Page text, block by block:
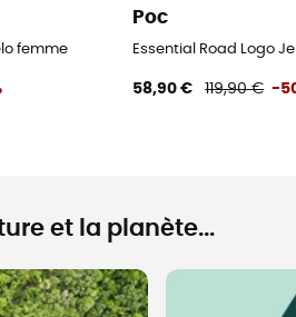
femme
Poc
Essential Road Logo
58,90 € 119,90 € -
et la planète...